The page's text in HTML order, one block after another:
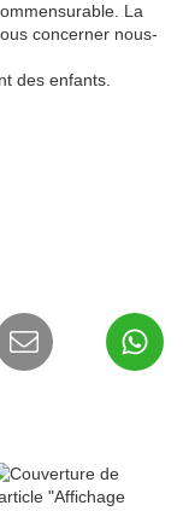
La
concerner nous-
des enfants.